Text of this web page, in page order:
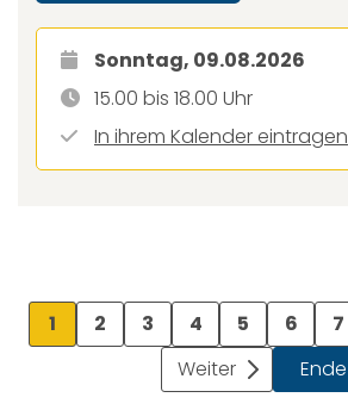
Sonntag, 09.08.2026
15.00 bis 18.00 Uhr
In ihrem Kalender eintragen
1 2 3 4 5 6 7
Weiter
Ende